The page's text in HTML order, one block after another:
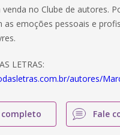
venda no Clube de autores.
as emoções pessoais e
LETRAS:
autores/
completo Fale